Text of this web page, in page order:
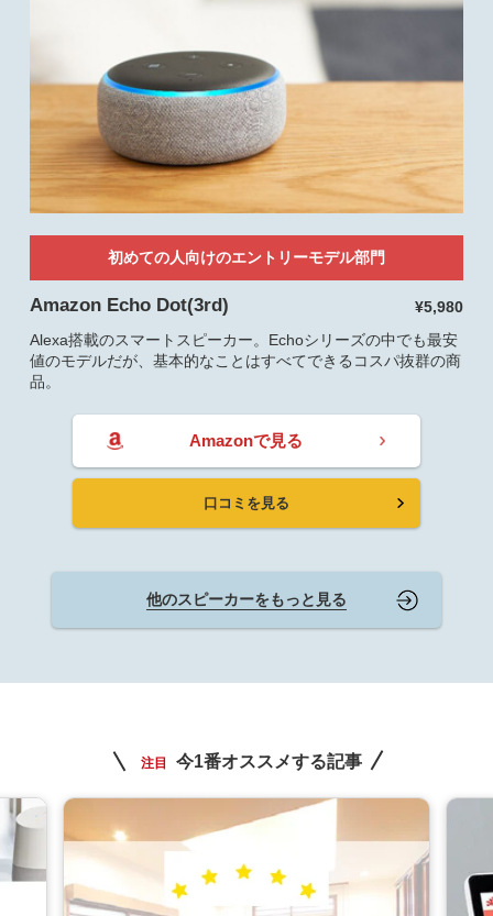
初めての人向けのエントリーモデル部門
Amazon Echo Dot(3rd)
¥5,980
Alexa搭載のスマートスピーカー。Echoシリーズの中でも最安
値のモデルだが、基本的なことはすべてできるコスパ抜群の商
品。
Amazonで見る
口コミを見る
他のスピーカーをもっと見る
注目 今1番オススメする記事